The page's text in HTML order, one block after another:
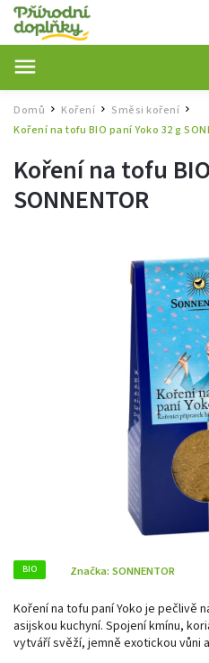
Domů / Koření / Směsi koření /
Koření na tofu BIO paní Yoko 32 g
Koření na tofu
SONNENTOR
BIO Značka: SONNENTOR
Koření na tofu paní Yoko je pečlivě
asijskou kuchyní. Spojení kmínu,
vytváří svěží, jemně exotickou vůni